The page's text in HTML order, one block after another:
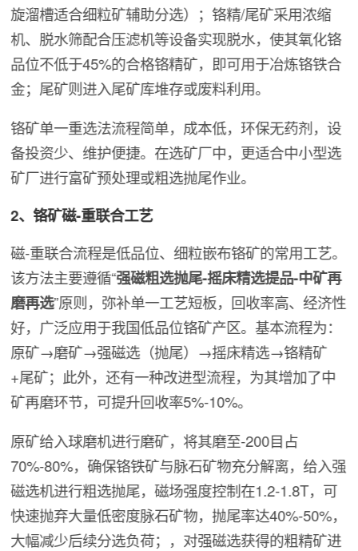
旋溜槽适合细粒矿辅助分选）；铬精/尾矿采用浓缩
机、脱水筛配合压滤机等设备实现脱水，使其氧化铬
品位不低于45%的合格铬精矿，即可用于冶炼铬铁合
金；尾矿则进入尾矿库堆存或废料利用。
铬矿单一重选法流程简单，成本低，环保无药剂，设
备投资少、维护便捷。在选矿厂中，更适合中小型选
矿厂进行富矿预处理或粗选抛尾作业。
2、铬矿磁-重联合工艺
磁-重联合流程是低品位、细粒嵌布铬矿的常用工艺。
该方法主要遵循“强磁粗选抛尾-摇床精选提品-中矿再
磨再选”原则，弥补单一工艺短板，回收率高、经济性
好，广泛应用于我国低品位铬矿产区。基本流程为：
原矿→磨矿→强磁选（抛尾）→摇床精选→铬精矿
+尾矿；此外，还有一种改进型流程，为其增加了中
矿再磨环节，可提升回收率5%-10%。
原矿给入球磨机进行磨矿，将其磨至-200目占
70%-80%，确保铬铁矿与脉石矿物充分解离，给入强
磁选机进行粗选抛尾，磁场强度控制在1.2-1.8T，可
快速抛弃大量低密度脉石矿物，抛尾率达40%-50%，
大幅减少后续分选负荷；，对强磁选获得的粗精矿进